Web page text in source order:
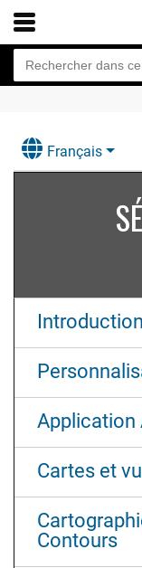
Français
Introduction
Application
Cartes et
Contours